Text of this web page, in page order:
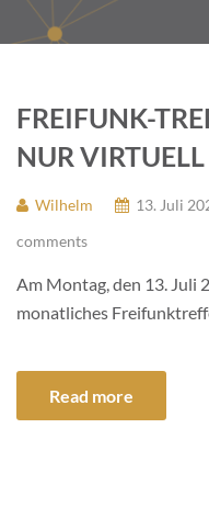
FREIFUNK-
NUR VIRTUELL
Wilhelm 13. Juli
comments
Am Montag, den 13. Juli
monatliches
Read more